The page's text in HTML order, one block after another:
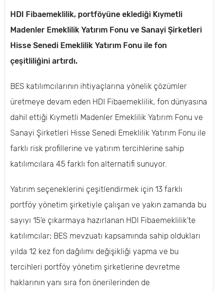
HDI Fibaemeklilik, portföyüne eklediği Kıymetli
Madenler Emeklilik Yatırım Fonu ve Sanayi Şirketleri
Hisse Senedi Emeklilik Yatırım Fonu ile fon
çeşitliliğini artırdı.
BES katılımcılarının ihtiyaçlarına yönelik çözümler
üretmeye devam eden HDI Fibaemeklilik, fon dünyasına
dahil ettiği Kıymetli Madenler Emeklilik Yatırım Fonu ve
Sanayi Şirketleri Hisse Senedi Emeklilik Yatırım Fonu ile
farklı risk profillerine ve yatırım tercihlerine sahip
katılımcılara 45 farklı fon alternatifi sunuyor.
Yatırım seçeneklerini çeşitlendirmek için 13 farklı
portföy yönetim şirketiyle çalışan ve yakın zamanda bu
sayıyı 15’e çıkarmaya hazırlanan HDI Fibaemeklilik’te
katılımcılar; BES mevzuatı kapsamında sahip oldukları
yılda 12 kez fon dağılımı değişikliği yapma ve bu
tercihleri portföy yönetim şirketlerine devretme
haklarının yanı sıra fon önerilerinden de